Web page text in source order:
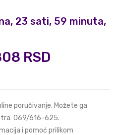
23 sati, 59 minuta,
RSD
poručivanje. Možete ga
069/616-625.
i pomoć prilikom